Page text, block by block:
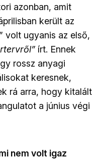
azonban, amit
került az
volt ugyanis az első,
írt. Ennek
rossz anyagi
keresnek,
rá arra, hogy kitalált
a június végi
nem volt igaz